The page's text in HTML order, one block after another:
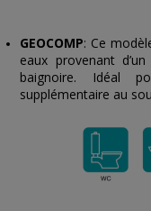
GEOCOMP: Ce
eaux provenant
baignoire. Idéal
supplémentaire au